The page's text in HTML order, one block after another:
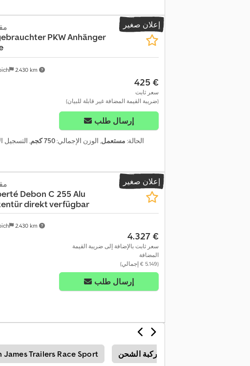
إعلان صغير
2.430 km
PKW Anhänger
‏425 €
سعر ثابت
(ضريبة القيمة المضافة غير قابلة للبيان)
إرسال طلب
الحالة: مستعمل, الوزن الإجمالي:750 كجم , التسجيل
إعلان صغير
2.430 km
Debon C 255 Alu
direkt verfügbar
‏4.327 €
سعر ثابت بالإضافة إلى ضريبة القيمة
المضافة
(‏5.149 € إجمالي)
إرسال طلب
James Trailers Race Sport مركبة الشحن